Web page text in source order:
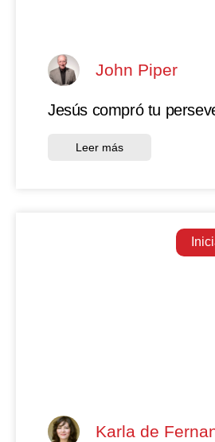
John Piper
Jesús compró tu
Leer más
Karla de